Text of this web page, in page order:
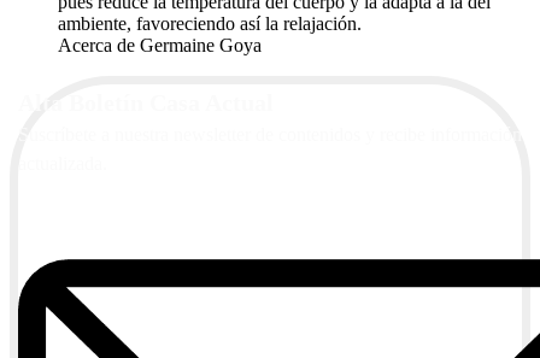
ambiente, favoreciendo así la relajación.
Acerca de Germaine Goya